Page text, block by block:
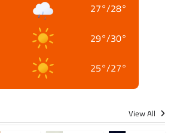
27°/28°
29°/30°
25°/27°
View All